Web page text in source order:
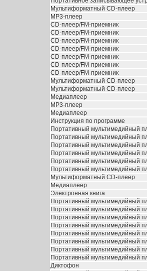
Мультиформатный CD-плеер
MP3-плеер
CD-плеер/FM-приемник
CD-плеер/FM-приемник
CD-плеер/FM-приемник
CD-плеер/FM-приемник
CD-плеер/FM-приемник
CD-плеер/FM-приемник
CD-плеер/FM-приемник
Мультиформатный CD-плеер
Мультиформатный CD-плеер
Медиаплеер
MP3-плеер
Медиаплеер
Инструкция по программе
Портативный мультимедийный
Портативный мультимедийный
Портативный мультимедийный
Портативный мультимедийный
Портативный мультимедийный
Портативный мультимедийный
Мультиформатный CD-плеер
Медиаплеер
Электронная книга
Портативный мультимедийный
Портативный мультимедийный
Портативный мультимедийный
Портативный мультимедийный
Портативный мультимедийный
Портативный мультимедийный
Портативный мультимедийный
Портативный мультимедийный
Диктофон